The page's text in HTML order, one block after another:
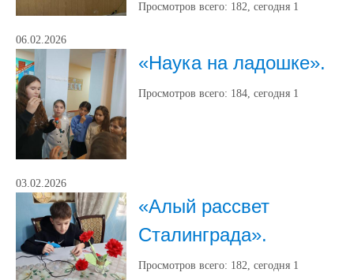
Просмотров всего: 182, сегодня 1
06.02.2026
«Наука на ладошке».
Просмотров всего: 184, сегодня 1
03.02.2026
«Алый рассвет
Сталинграда».
Просмотров всего: 182, сегодня 1